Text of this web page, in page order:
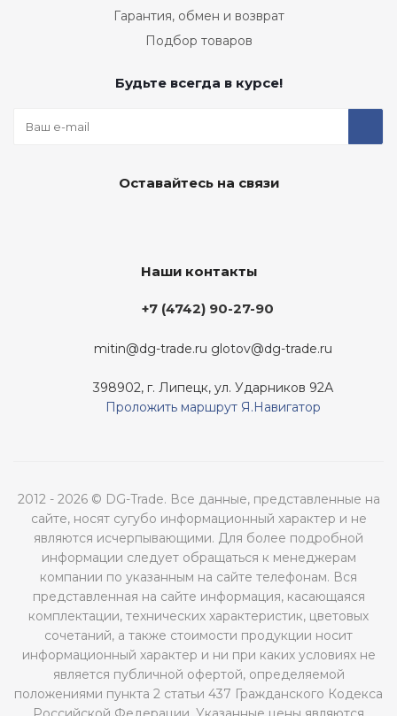
Гарантия, обмен и возврат
Подбор товаров
Будьте всегда в курсе!
Оставайтесь на связи
Наши контакты
+7 (4742) 90-27-90
mitin@dg-trade.ru glotov@dg-trade.ru
398902, г. Липецк, ул. Ударников 92А
Проложить маршрут Я.Навигатор
2012 - 2026 © DG-Trade. Все данные, представленные на
сайте, носят сугубо информационный характер и не
являются исчерпывающими. Для более подробной
информации следует обращаться к менеджерам
компании по указанным на сайте телефонам. Вся
представленная на сайте информация, касающаяся
комплектации, технических характеристик, цветовых
сочетаний, а также стоимости продукции носит
информационный характер и ни при каких условиях не
является публичной офертой, определяемой
положениями пункта 2 статьи 437 Гражданского Кодекса